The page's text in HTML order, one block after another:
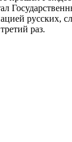
русских,
раз.